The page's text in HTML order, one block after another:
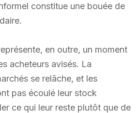
constitue une bouée de
en outre, un moment
acheteurs avisés. La
se relâche, et les
pas écoulé leur stock
ce qui leur reste plutôt que de